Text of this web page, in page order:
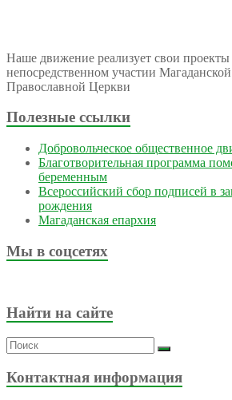
Наше движение реализует свои
непосредственном участии
Православной Церкви
Полезные ссылки
Добровольческое общественное
Благотворительная программа
беременным
Всероссийский сбор подписей в
рождения
Магаданская епархия
Мы в соцсетях
Найти на сайте
Контактная информация